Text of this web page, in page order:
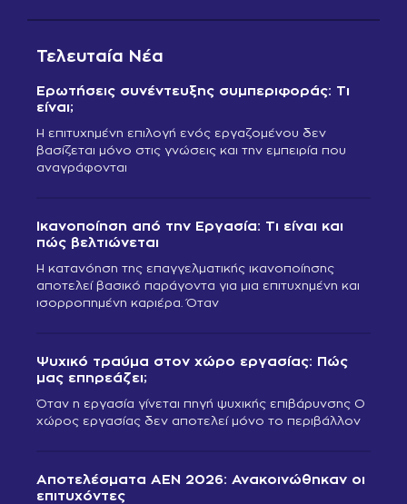
Τελευταία Νέα
Ερωτήσεις συνέντευξης συμπεριφοράς: Τι
είναι;
Η επιτυχημένη επιλογή ενός εργαζομένου δεν
βασίζεται μόνο στις γνώσεις και την εμπειρία που
αναγράφονται
Ικανοποίηση από την Εργασία: Τι είναι και
πώς βελτιώνεται
Η κατανόηση της επαγγελματικής ικανοποίησης
αποτελεί βασικό παράγοντα για μια επιτυχημένη και
ισορροπημένη καριέρα. Όταν
Ψυχικό τραύμα στον χώρο εργασίας: Πώς
μας επηρεάζει;
Όταν η εργασία γίνεται πηγή ψυχικής επιβάρυνσης Ο
χώρος εργασίας δεν αποτελεί μόνο το περιβάλλον
Αποτελέσματα ΑΕΝ 2026: Ανακοινώθηκαν οι
επιτυχόντες